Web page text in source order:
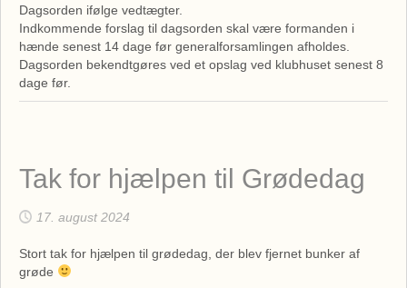
Dagsorden ifølge vedtægter.
Indkommende forslag til dagsorden skal være formanden i
hænde senest 14 dage før generalforsamlingen afholdes.
Dagsorden bekendtgøres ved et opslag ved klubhuset senest 8
dage før.
Tak for hjælpen til Grødedag
17. august 2024
Stort tak for hjælpen til grødedag, der blev fjernet bunker af
grøde